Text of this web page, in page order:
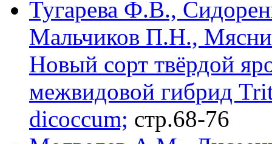
Тугарева Ф.В.,
Мальчиков П.Н.,
Новый сорт твёрдой
межвидовой гибрид
dicoccum; стр.68-76